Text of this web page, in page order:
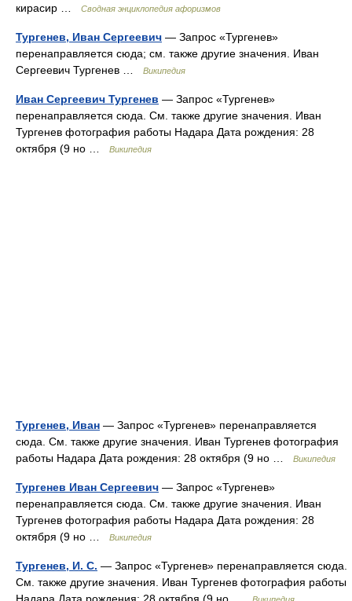
кирасир …
Сводная энциклопедия афоризмов
Тургенев, Иван Сергеевич — Запрос «Тургенев»
перенаправляется сюда; см. также другие значения. Иван
Сергеевич Тургенев …
Википедия
Иван Сергеевич Тургенев — Запрос «Тургенев»
перенаправляется сюда. Cм. также другие значения. Иван
Тургенев фотография работы Надара Дата рождения: 28
октября (9 но …
Википедия
Тургенев, Иван — Запрос «Тургенев» перенаправляется
сюда. Cм. также другие значения. Иван Тургенев фотография
работы Надара Дата рождения: 28 октября (9 но …
Википедия
Тургенев Иван Сергеевич — Запрос «Тургенев»
перенаправляется сюда. Cм. также другие значения. Иван
Тургенев фотография работы Надара Дата рождения: 28
октября (9 но …
Википедия
Тургенев, И. С. — Запрос «Тургенев» перенаправляется сюда.
Cм. также другие значения. Иван Тургенев фотография работы
Надара Дата рождения: 28 октября (9 но …